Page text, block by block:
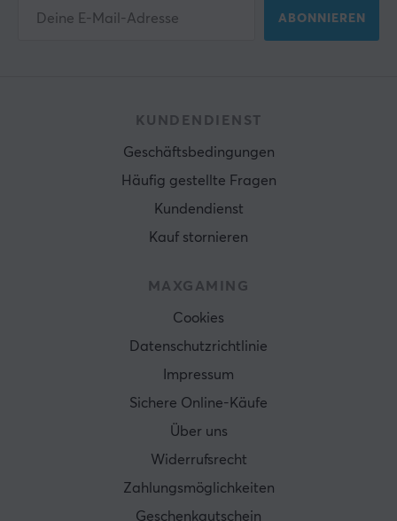
ABONNIEREN
KUNDENDIENST
Geschäftsbedingungen
Häufig gestellte Fragen
Kundendienst
Kauf stornieren
MAXGAMING
Cookies
Datenschutzrichtlinie
Impressum
Sichere Online-Käufe
Über uns
Widerrufsrecht
Zahlungsmöglichkeiten
Geschenkgutschein